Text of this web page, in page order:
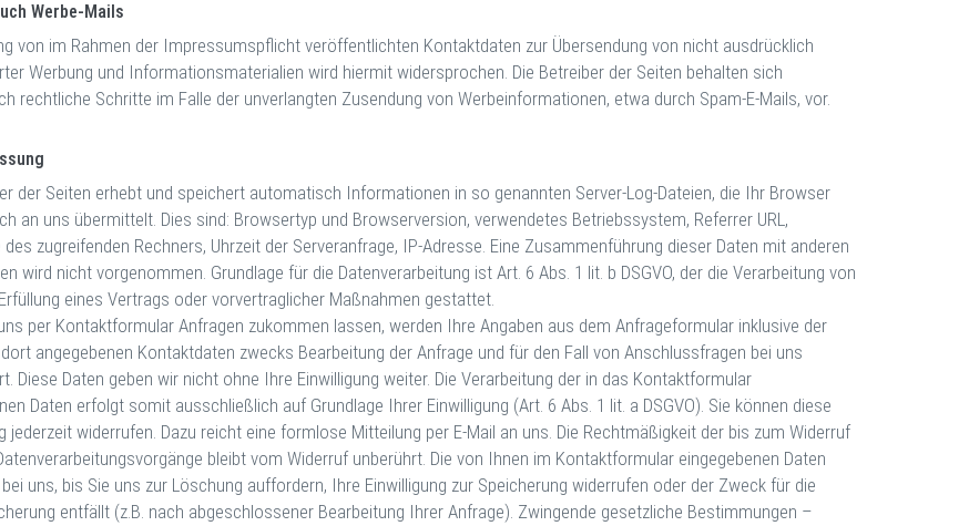
Werbe-Mails
von im Rahmen der Impressumspflicht veröffentlichten Kontaktdaten zur Übersendung von nicht ausdrücklich
Werbung und Informationsmaterialien wird hiermit widersprochen. Die Betreiber der Seiten behalten sich
rechtliche Schritte im Falle der unverlangten Zusendung von Werbeinformationen, etwa durch Spam-E-Mails, vor.
der Seiten erhebt und speichert automatisch Informationen in so genannten Server-Log-Dateien, die Ihr Browser
an uns übermittelt. Dies sind: Browsertyp und Browserversion, verwendetes Betriebssystem, Referrer URL,
zugreifenden Rechners, Uhrzeit der Serveranfrage, IP-Adresse. Eine Zusammenführung dieser Daten mit anderen
wird nicht vorgenommen. Grundlage für die Datenverarbeitung ist Art. 6 Abs. 1 lit. b DSGVO, der die Verarbeitung von
eines Vertrags oder vorvertraglicher Maßnahmen gestattet.
per Kontaktformular Anfragen zukommen lassen, werden Ihre Angaben aus dem Anfrageformular inklusive der
angegebenen Kontaktdaten zwecks Bearbeitung der Anfrage und für den Fall von Anschlussfragen bei uns
Diese Daten geben wir nicht ohne Ihre Einwilligung weiter. Die Verarbeitung der in das Kontaktformular
Daten erfolgt somit ausschließlich auf Grundlage Ihrer Einwilligung (Art. 6 Abs. 1 lit. a DSGVO). Sie können diese
jederzeit widerrufen. Dazu reicht eine formlose Mitteilung per E-Mail an uns. Die Rechtmäßigkeit der bis zum Widerruf
bleibt vom Widerruf unberührt. Die von Ihnen im Kontaktformular eingegebenen Daten
uns, bis Sie uns zur Löschung auffordern, Ihre Einwilligung zur Speicherung widerrufen oder der Zweck für die
entfällt (z.B. nach abgeschlossener Bearbeitung Ihrer Anfrage). Zwingende gesetzliche Bestimmungen –